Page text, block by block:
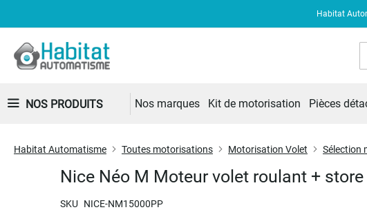
Habitat
NOS PRODUITS Nos marques Kit de motorisation Pièces
Habitat Automatisme Toutes motorisations Motorisation Volet Sélection
Nice Néo M Moteur volet roulant +
SKU NICE-NM15000PP